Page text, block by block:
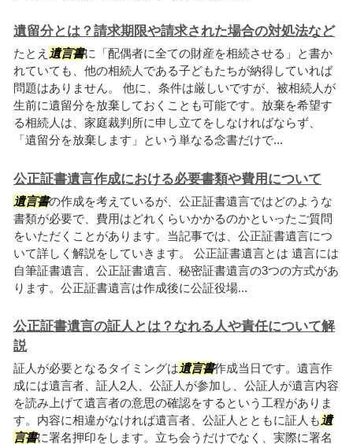
遺留分とは？請求期限や請求された場合の対処法など
たとえ 遺言書に「配偶者に全ての財産を相続させる」と書か
れていても、他の相続人である子どもたちが納得していれば
問題はありません。 他に、条件は厳しいですが、被相続人が
生前に遺留分を放棄しておくことも可能です。放棄を希望す
る相続人は、家庭裁判所に申し立てをしなければならず、
「遺留分を放棄します」という単なる念書だけで...
公正証書遺言作成における必要書類や費用について
遺言書の作成を考えているが、公正証書遺言ではどのような
書類が必要で、費用はどれくらいかかるのかといったご質問
をいただくことがあります。当記事では、公正証書遺言につ
いて詳しく解説をしていきます。 公正証書遺言とは 遺言には
自筆証書遺言、公正証書遺言、秘密証書遺言の3つの方式があ
ります。公正証書遺言は作成後に公証役場...
公正証書遺言の証人とは？なれる人や責任について解
説
証人が必要となるタイミングは遺言書作成当日です。遺言作
成には遺言者、証人2人、公証人が参加し、公証人が遺言内容
を読み上げて遺言者の意思の確認をするという工程がありま
す。内容に相違がなければ遺言者、公証人とともに証人も 遺
言書に署名押印をします。立ち会うだけでなく、実際に署名